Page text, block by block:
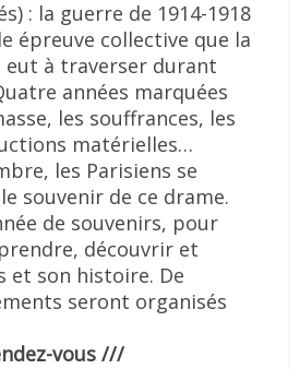
: la guerre de 1914-1918
épreuve collective que la
eut à traverser durant
années marquées
les souffrances, les
matérielles…
les Parisiens se
souvenir de ce drame.
de souvenirs, pour
découvrir et
et son histoire. De
seront organisés
vous ///